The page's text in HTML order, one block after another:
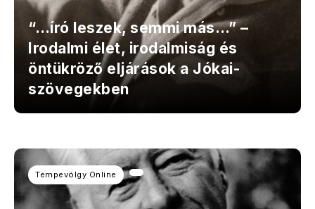
“…író leszek, semmi más…” –
Irodalmi élet, irodalmiság és
öntükröző eljárások a Jókai-
szövegekben
Tempevölgy Online